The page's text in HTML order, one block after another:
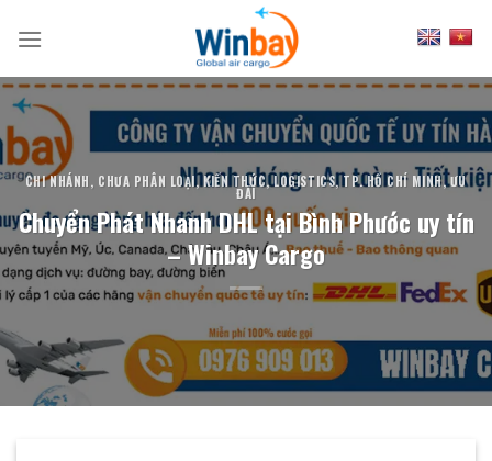
CHI NHÁNH, CHƯA PHÂN LOẠI, KIẾN THỨC,LOGISTICS,TP. HỒ CHÍ MINH,ƯU
ĐÃI
Chuyển Phát Nhanh DHL tại Bình Phước uy tín
– Winbay Cargo